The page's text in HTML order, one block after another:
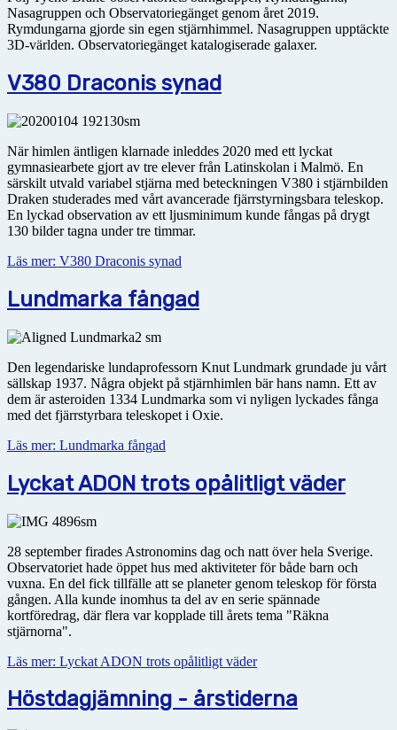
Nasagruppen och Observatoriegänget genom året 2019.
Rymdungarna gjorde sin egen stjärnhimmel. Nasagruppen upptäckte
3D-världen. Observatoriegänget katalogiserade galaxer.
V380 Draconis synad
När himlen äntligen klarnade inleddes 2020 med ett lyckat
gymnasiearbete gjort av tre elever från Latin­skolan i Malmö. En
särskilt utvald variabel stjärna med beteckningen V380 i stjärnbilden
Draken studerades med vårt avancerade fjärrstyrningsbara teleskop.
En lyckad observation av ett ljusminimum kunde fångas på drygt
130 bilder tagna under tre timmar.
Läs mer: V380 Draconis synad
Lundmarka fångad
Den legendariske lundaprofessorn Knut Lundmark grundade ju vårt
sällskap 1937. Några objekt på stjärnhimlen bär hans namn. Ett av
dem är asteroiden 1334 Lundmarka som vi nyligen lyckades fånga
med det fjärrstyrbara teleskopet i Oxie.
Läs mer: Lundmarka fångad
Lyckat ADON trots opålitligt väder
28 september firades Astronomins dag och natt över hela Sverige.
Observatoriet hade öppet hus med aktiviteter för både barn och
vuxna. En del fick tillfälle att se planeter genom teleskop för första
gången. Alla kunde inomhus ta del av en serie spännade
kortföredrag, där flera var kopplade till årets tema "Räkna
stjärnorna".
Läs mer: Lyckat ADON trots opålitligt väder
Höstdagjämning - årstiderna